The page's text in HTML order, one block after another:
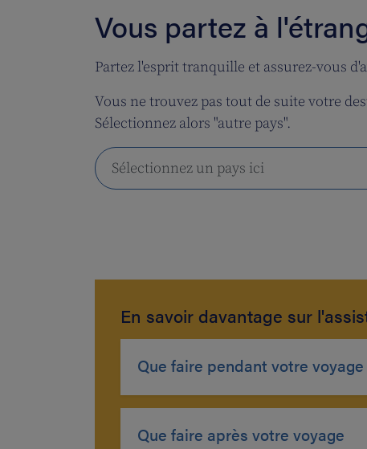
Vous partez à
Partez l'esprit tranquille et assurez-vous
Vous ne trouvez pas tout de suite votre
Sélectionnez alors "autre pays".
En savoir davantage sur
Que faire pendant votre voyage
Que faire après votre voyage